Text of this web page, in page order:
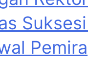
Pemira